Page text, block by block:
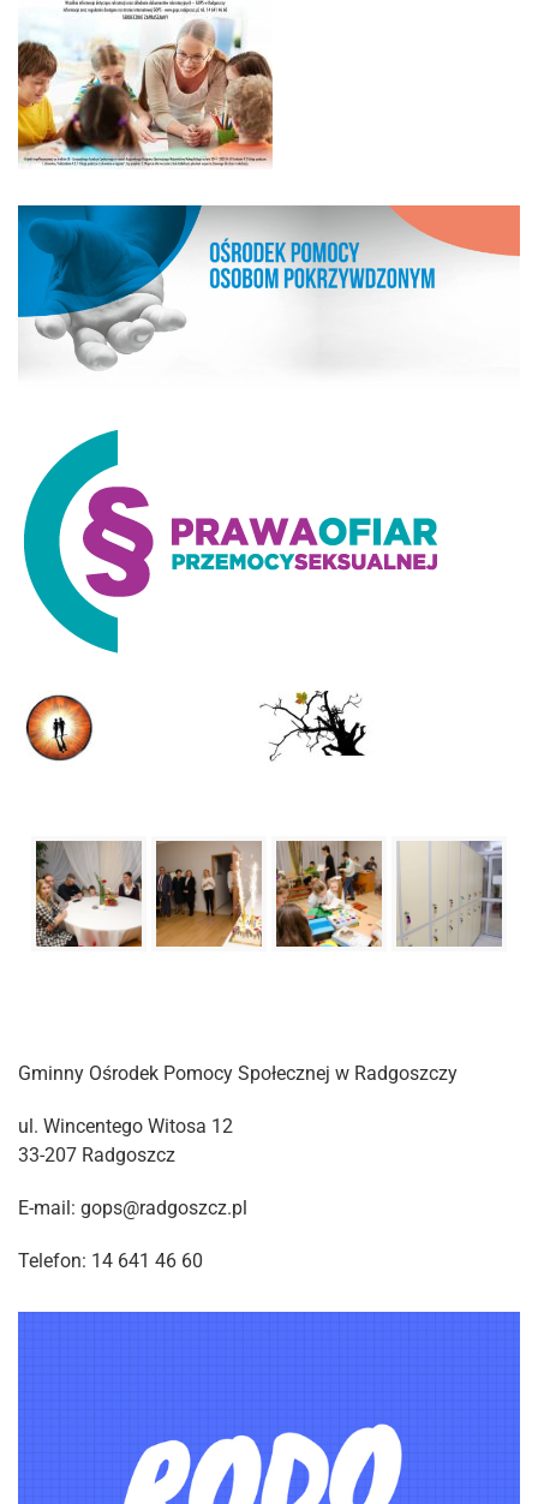
Gminny Ośrodek Pomocy Społecznej w Radgoszczy
ul. Wincentego Witosa 12
33-207 Radgoszcz
E-mail: gops@radgoszcz.pl
Telefon: 14 641 46 60